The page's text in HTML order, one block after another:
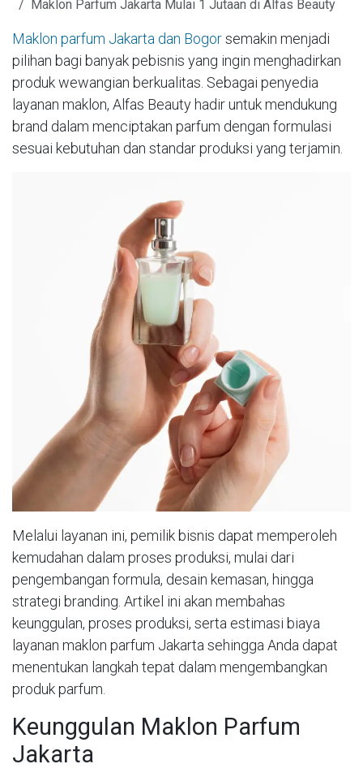
Maklon Parfum Jakarta Mulai 1 Jutaan di Alfas Beauty
Maklon parfum Jakarta dan Bogorsemakin menjadi
pilihan bagi banyak pebisnis yang ingin menghadirkan
produk wewangian berkualitas. Sebagai penyedia
layanan maklon, Alfas Beauty hadir untuk mendukung
brand dalam menciptakan parfum dengan formulasi
sesuai kebutuhan dan standar produksi yang terjamin.
Melalui layanan ini, pemilik bisnis dapat memperoleh
kemudahan dalam proses produksi, mulai dari
pengembangan formula, desain kemasan, hingga
strategi branding. Artikel ini akan membahas
keunggulan, proses produksi, serta estimasi biaya
layanan maklon parfum Jakarta sehingga Anda dapat
menentukan langkah tepat dalam mengembangkan
produk parfum.
Keunggulan Maklon Parfum
Jakarta